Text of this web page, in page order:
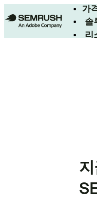
가격
솔
리